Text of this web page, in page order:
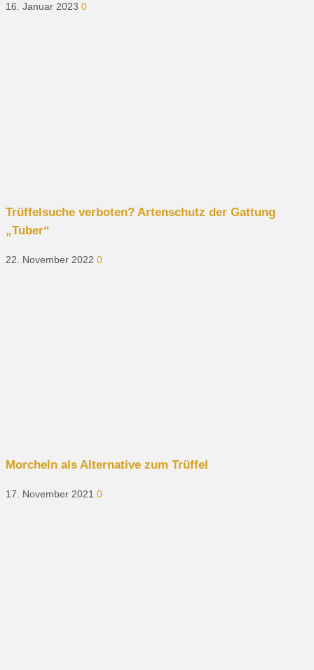
16. Januar 2023 0
Trüffelsuche verboten? Artenschutz der Gattung
„Tuber“
22. November 2022 0
Morcheln als Alternative zum Trüffel
17. November 2021 0